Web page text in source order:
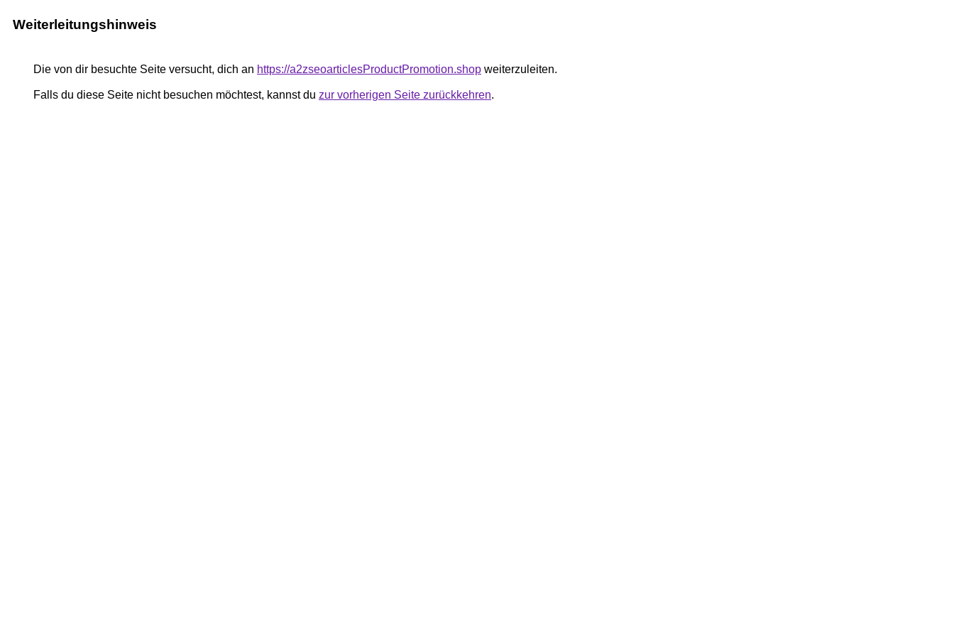
Weiterleitungshinweis
Die von dir besuchte Seite versucht, dich an https://a2zseoarticlesProductPromotion.shop weiterzuleiten.
Falls du diese Seite nicht besuchen möchtest, kannst du zur vorherigen Seite zurückkehren.